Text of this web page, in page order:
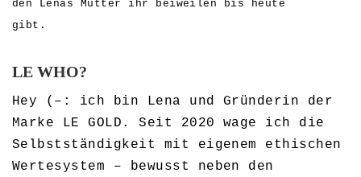
den Lenas Mutter ihr beiweilen bis heute
gibt.
LE WHO?
Hey (–: ich bin Lena und Gründerin der
Marke LE GOLD. Seit 2020 wage ich die
Selbstständigkeit mit eigenem ethischen
Wertesystem – bewusst neben den